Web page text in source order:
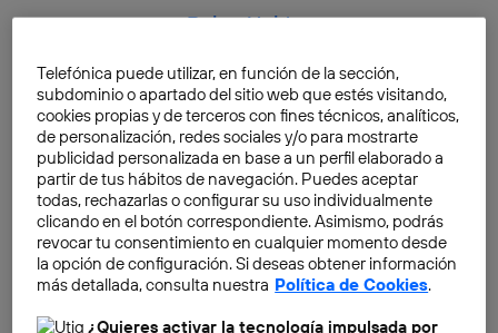
Reino Unido apuesta por
contaminación
Lucía Gavilán Rivillas
Bill Gates invierte 75 millones
de dólares en carne artificial
Lucía Gavilán Rivillas
San Marino será la primera
Telefónica puede utilizar, en función de la sección,
subdominio o apartado del sitio web que estés visitando,
cookies propias y de terceros con fines técnicos, analíticos,
de personalización, redes sociales y/o para mostrarte
publicidad personalizada en base a un perfil elaborado a
partir de tus hábitos de navegación. Puedes aceptar
todas, rechazarlas o configurar su uso individualmente
clicando en el botón correspondiente. Asimismo, podrás
revocar tu consentimiento en cualquier momento desde
la opción de configuración. Si deseas obtener información
más detallada, consulta nuestra Política de Cookies.
¿Quieres activar la tecnología impulsada por